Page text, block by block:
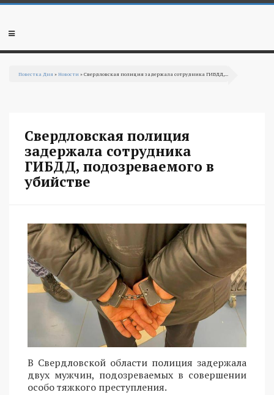
Перейти к основному содержанию
Мобильное
Повестка Дня »Новости » Свердловская полиция задержала сотрудника ГИБДД,...
Свердловская полиция
задержала сотрудника
ГИБДД, подозреваемого в
убийстве
В Свердловской области полиция задержала
двух мужчин, подозреваемых в совершении
особо тяжкого преступления.